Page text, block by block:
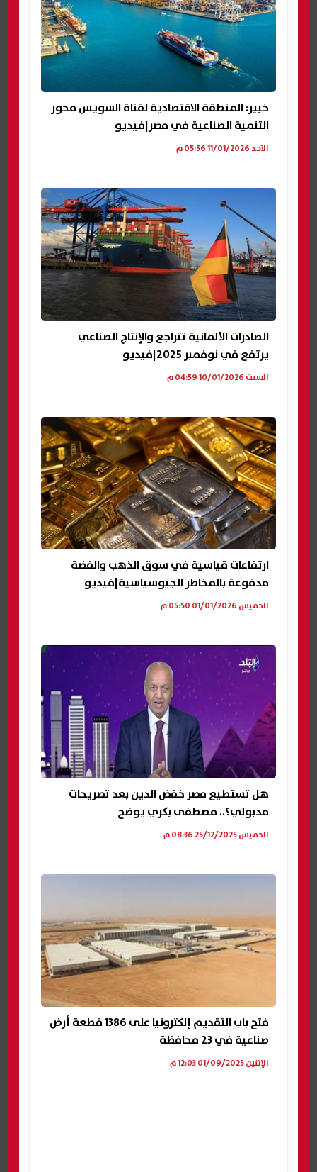
خبير: المنطقة الاقتصادية لقناة السويس محور
التنمية الصناعية في مصر|فيديو
الأحد 11/01/2026 05:56 م
الصادرات الألمانية تتراجع والإنتاج الصناعي
يرتفع في نوفمبر 2025|فيديو
السبت 10/01/2026 04:59 م
ارتفاعات قياسية في سوق الذهب والفضة
مدفوعة بالمخاطر الجيوسياسية|فيديو
الخميس 01/01/2026 05:50 م
هل تستطيع مصر خفض الدين بعد تصريحات
مدبولي؟.. مصطفى بكري يوضح
الخميس 25/12/2025 08:36 م
فتح باب التقديم إلكترونيا على 1386 قطعة أرض
صناعية في 23 محافظة
الإثنين 01/09/2025 12:03 م